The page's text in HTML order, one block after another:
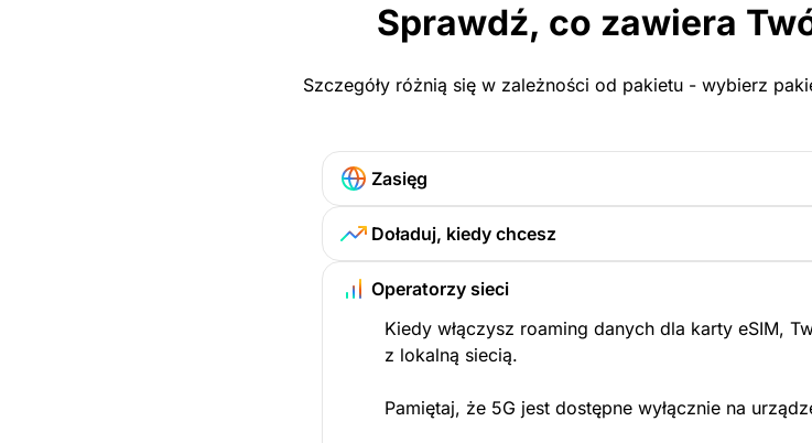
Sprawdź, co zawiera
Szczegóły różnią się w zależności od pakietu - wybierz
Zasięg
Doładuj, kiedy chcesz
Operatorzy sieci
Kiedy włączysz roaming danych dla karty eSIM,
z lokalną siecią.
Pamiętaj, że 5G jest dostępne wyłącznie na